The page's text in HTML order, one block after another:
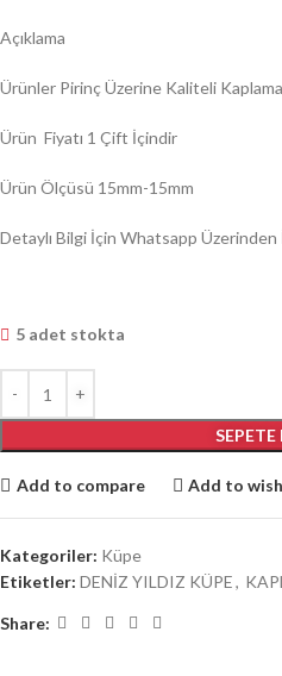
Açıklama
Ürünler Pirinç Üzerine Kaliteli Kaplama
Ürün Fiyatı 1 Çift İçindir
Ürün Ölçüsü 15mm-15mm
Detaylı Bilgi İçin Whatsapp
5 adet stokta
SEPETE
Add to compare Add to
Kategoriler: Küpe
Etiketler: DENİZ YILDIZ KÜPE,
Share: